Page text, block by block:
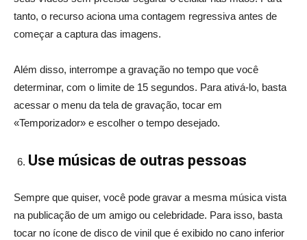
tanto, o recurso aciona uma contagem regressiva antes de
começar a captura das imagens.
Além disso, interrompe a gravação no tempo que você
determinar, com o limite de 15 segundos. Para ativá-lo, basta
acessar o menu da tela de gravação, tocar em
«Temporizador» e escolher o tempo desejado.
Use músicas de outras pessoas
Sempre que quiser, você pode gravar a mesma música vista
na publicação de um amigo ou celebridade. Para isso, basta
tocar no ícone de disco de vinil que é exibido no cano inferior